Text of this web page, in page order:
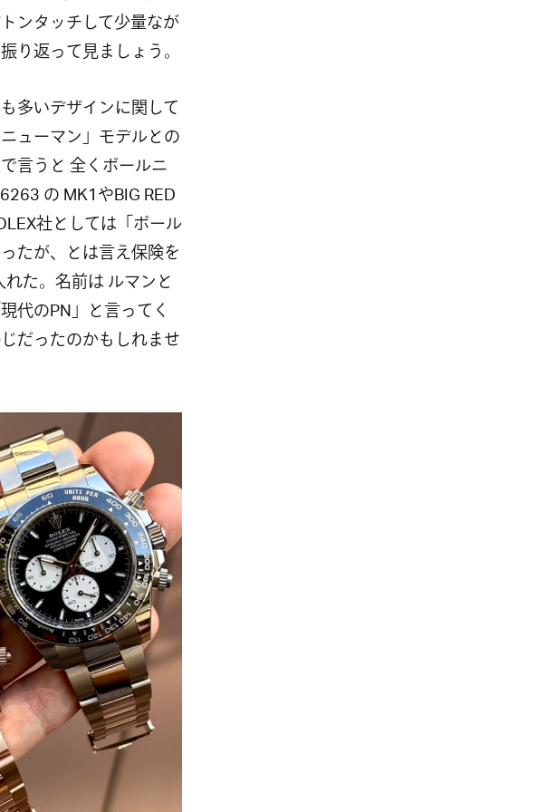
ンタッチして少量なが
り返って見ましょう。
多いデザインに関して
ューマン」モデルとの
言うと 全くポールニ
の MK1やBIG RED
社としては「ポール
たが、とは言え保険を
た。名前は ルマンと
代のPN」と言ってく
だったのかもしれませ